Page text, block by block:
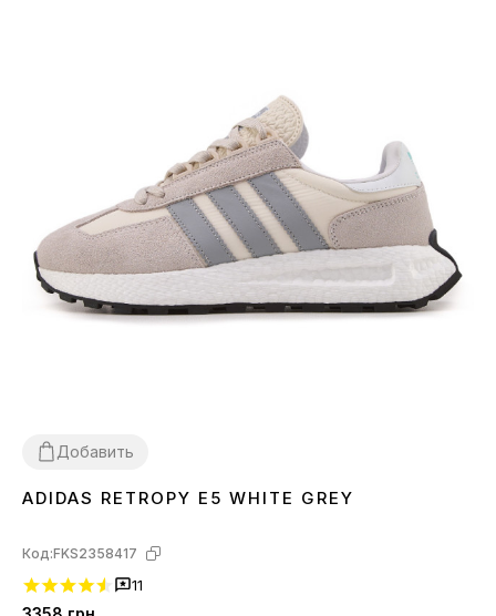
Добавить
37 3839 4041
ADIDAS RETROPY E5 WHITE GREY
Код:FKS2358417
11